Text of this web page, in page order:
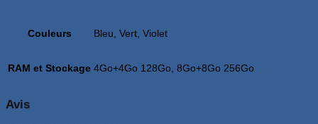
Couleurs Bleu, Vert, Violet
RAM et Stockage 4Go+4Go 128Go, 8Go+8Go 256Go
Avis